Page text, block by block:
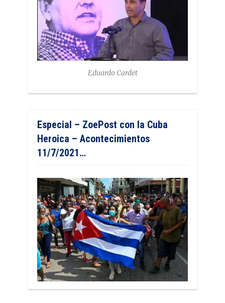
Eduardo Cardet
Especial – ZoePost con la Cuba
Heroica – Acontecimientos
11/7/2021…